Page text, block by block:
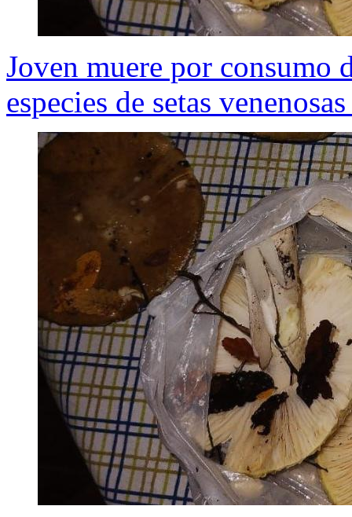
Joven muere por consumo
especies de setas